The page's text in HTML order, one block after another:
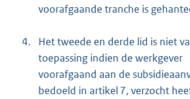
voorafgaande tranche is
4.
Het tweede en derde lid is niet
toepassing indien de werkgever
voorafgaand aan de
bedoeld in artikel 7, verzocht